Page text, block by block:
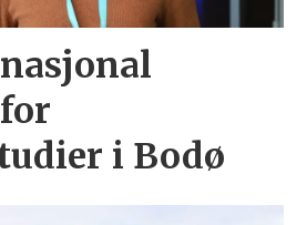
i Bodø